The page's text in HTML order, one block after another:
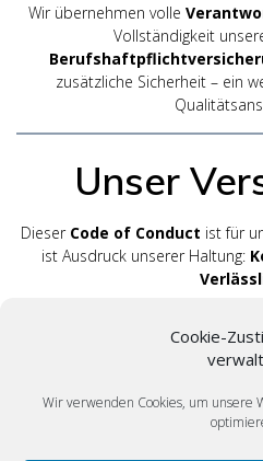
Cookie-
Wir verwenden Cookies, um unsere
Wir übernehmen volle
Vollständigkeit
zusätzliche Sicherheit – ein
Unser
Dieser Code of Conduct ist für
ist Ausdruck unserer Haltung:
transparente
SEDOPLAN
KontaktierenSie uns
Erstgespräch – wir beraten